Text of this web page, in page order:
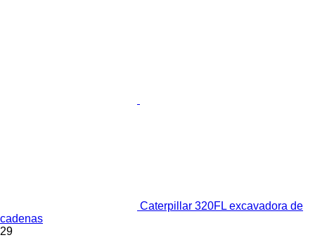
Caterpillar 320FL excavadora de
cadenas
29